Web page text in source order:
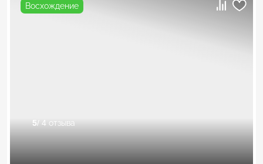
Восхождение
5/ 4 отзыва